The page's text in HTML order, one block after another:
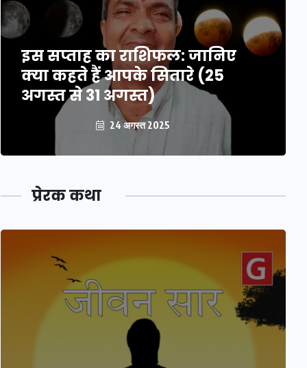
इस सप्ताह का राशिफल: जानिए
क्या कहते हैं आपके सितारे (25
अगस्त से 31 अगस्त)
24 अगस्त 2025
प्रेरक कथा